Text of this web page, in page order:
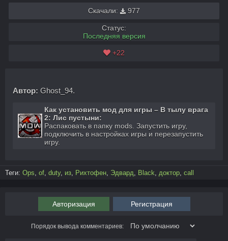
Скачали: 977
Статус:
Последняя версия
+22
Автор: Ghost_94.
Как установить мод для игры – В тылу врага
2: Лис пустыни:
Распаковать в папку mods. Запустить игру,
подключить в настройках игры и перезапустить
игру.
Теги: Ops of duty, из Рихтофен Эдвард Black доктор call
Авторизация Регистрация
Порядок вывода комментариев: